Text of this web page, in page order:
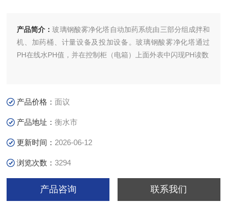
产品简介：玻璃钢酸雾净化塔自动加药系统由三部分组成拌和
机、加药桶、计量设备及投加设备。玻璃钢酸雾净化塔通过
PH在线水PH值，并在控制柜（电箱）上面外表中闪现PH读数
产品价格：面议
产品地址：衡水市
更新时间： 2026-06-12
浏览次数：3294
产品咨询 联系我们